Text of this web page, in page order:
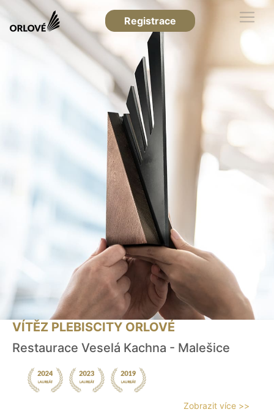
Registrace
VÍTĚZ PLEBISCITY ORLOVÉ
Restaurace Veselá Kachna - Malešice
Zobrazit více >>